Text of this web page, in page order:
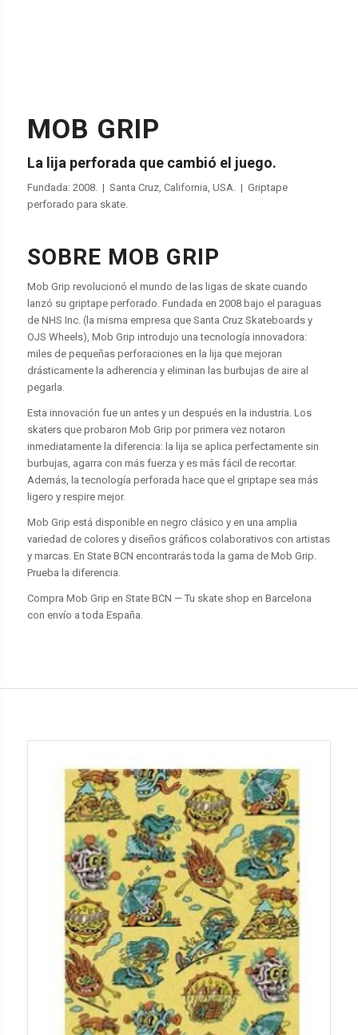
MOB GRIP
La lija perforada que cambió el juego.
Fundada: 2008. | Santa Cruz, California, USA. | Griptape
perforado para skate.
SOBRE MOB GRIP
Mob Grip revolucionó el mundo de las ligas de skate cuando
lanzó su griptape perforado. Fundada en 2008 bajo el paraguas
de NHS Inc. (la misma empresa que Santa Cruz Skateboards y
OJS Wheels), Mob Grip introdujo una tecnología innovadora:
miles de pequeñas perforaciones en la lija que mejoran
drásticamente la adherencia y eliminan las burbujas de aire al
pegarla.
Esta innovación fue un antes y un después en la industria. Los
skaters que probaron Mob Grip por primera vez notaron
inmediatamente la diferencia: la lija se aplica perfectamente sin
burbujas, agarra con más fuerza y es más fácil de recortar.
Además, la tecnología perforada hace que el griptape sea más
ligero y respire mejor.
Mob Grip está disponible en negro clásico y en una amplia
variedad de colores y diseños gráficos colaborativos con artistas
y marcas. En State BCN encontrarás toda la gama de Mob Grip.
Prueba la diferencia.
Compra Mob Grip en State BCN — Tu skate shop en Barcelona
con envío a toda España.